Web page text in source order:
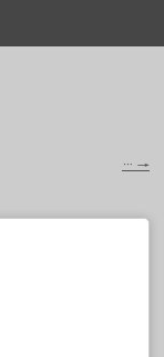
… →